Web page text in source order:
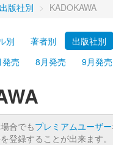
版社別 > KADOKAWA
別 著者別 出版社別
売 8月発売 9月発売
合でもプレミアムユーザー
登録することが出来ます。